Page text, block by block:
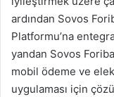
ardından Sovos
Platformu’na
yandan Sovos
mobil ödeme ve
uygulaması için